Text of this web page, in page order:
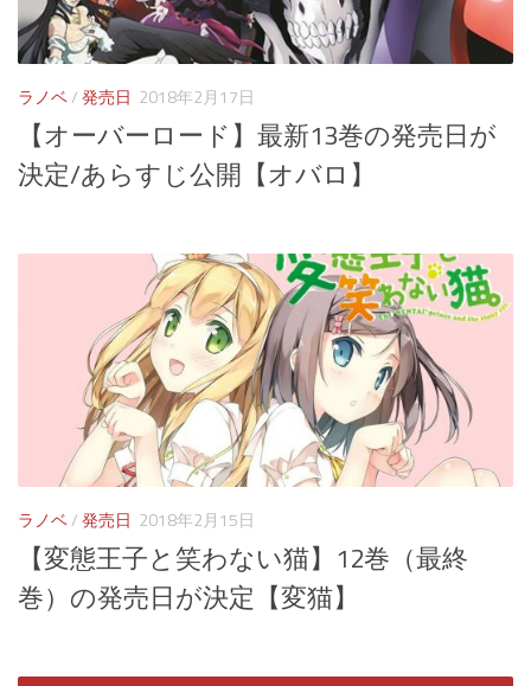
ラノベ/発売日 2018年2月17日
【オーバーロード】最新13巻の発売日が
決定/あらすじ公開【オバロ】
ラノベ/発売日 2018年2月15日
【変態王子と笑わない猫】12巻（最終
巻）の発売日が決定【変猫】